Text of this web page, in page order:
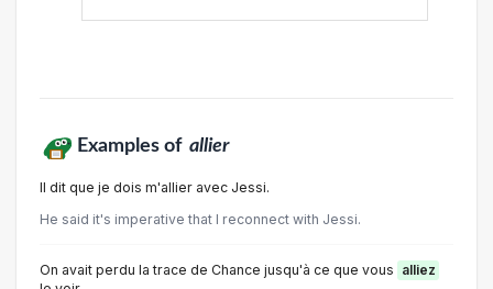
Examples of allier
Il dit que je dois m'allier avec Jessi.
He said it's imperative that I reconnect with Jessi.
On avait perdu la trace de Chance jusqu'à ce que vous alliez